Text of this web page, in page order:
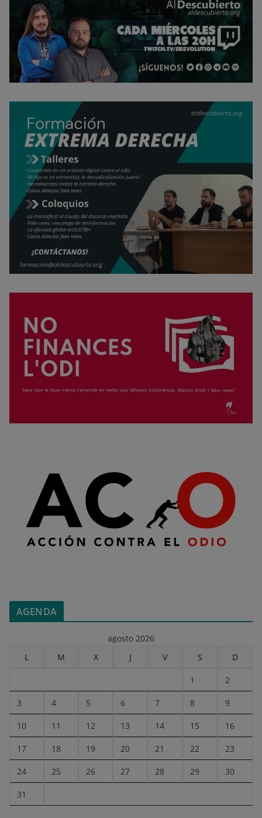
AGENDA
agosto 2026
L
M X J V S D
1 2
3 4 5 6 7 8 9
10 11 12 13 14 15 16
17 18 19 20 21 22 23
24 25 26 27 28 29 30
31